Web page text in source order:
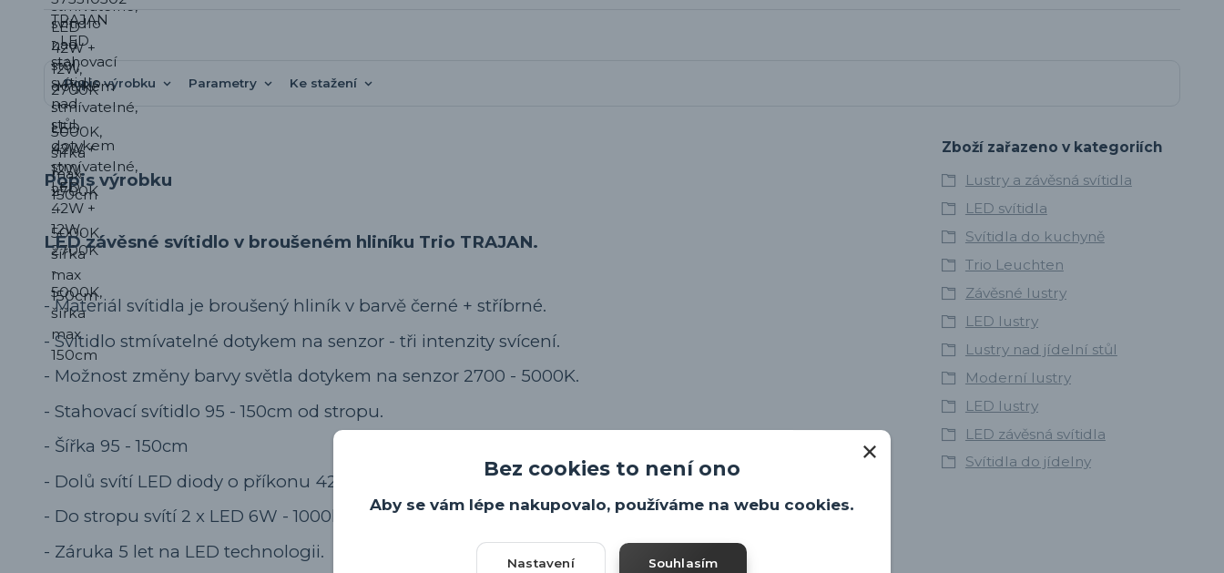
Popis výrobku Parametry Ke stažení
Popis výrobku
LED závěsné svítidlo v broušeném hliníku Trio TRAJAN.
- Materiál svítidla je broušený hliník v barvě černé + stříbrné.
- Svítidlo stmívatelné dotykem na senzor - tři intenzity svícení.
- Možnost změny barvy světla dotykem na senzor 2700 - 5000K.
- Stahovací svítidlo 95 - 150cm od stropu.
- Šířka 95 - 150cm
- Dolů svítí LED diody o příkonu 42W - 4000lm.
- Do stropu svítí 2 x LED 6W - 1000lm.
- Záruka 5 let na LED technologii.
Zboží zařazeno v kategoriích
Lustry a závěsná svítidla
LED svítidla
Svítidla do kuchyně
Trio Leuchten
Závěsné lustry
LED lustry
Lustry nad jídelní stůl
Moderní lustry
LED lustry
LED závěsná svítidla
Svítidla do jídelny
Bez cookies to není ono
Aby se vám lépe nakupovalo, používáme na webu cookies.
Nastavení Souhlasím